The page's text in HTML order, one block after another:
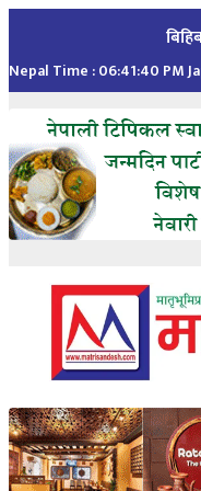
content
Nepal Time :06:41:42 PM